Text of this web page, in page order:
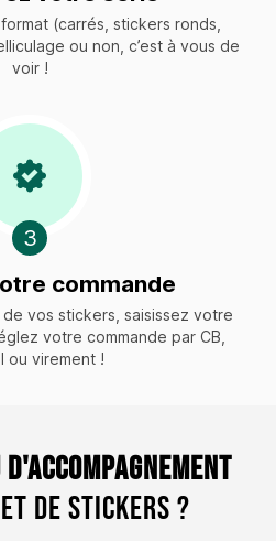
(carrés, stickers ronds,
ou non, c’est à vous de
voir !
3
commande
vos stickers, saisissez votre
votre commande par CB,
ou virement !
de stickers ?